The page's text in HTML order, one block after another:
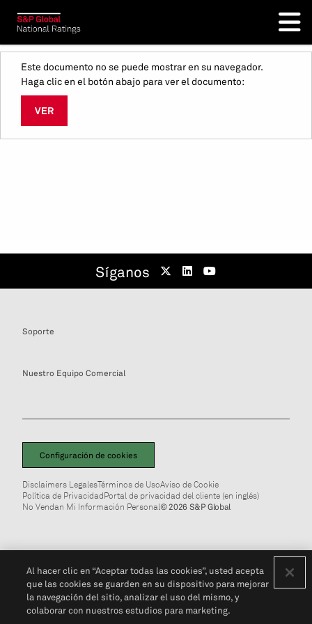
Este documento no se puede mostrar en su navegador.
Haga clic en el botón abajo para ver el documento:
VER
Síganos
Soporte
Nuestro Equipo Comercial
Configuración de cookies
Disclaimers LegalesTérminos de UsoAviso de Cookie
Política de PrivacidadPortal de privacidad del cliente (en inglés)
No Vendan Mi Información Personal© 2026 S&P Global
Al hacer clic en “Aceptar todas las cookies”, usted acepta
que las cookies se guarden en su dispositivo para mejorar
la navegación del sitio, analizar el uso del mismo, y
colaborar con nuestros estudios para marketing.